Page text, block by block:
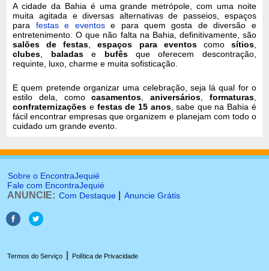
A cidade da Bahia é uma grande metrópole, com uma noite
muita agitada e diversas alternativas de passeios, espaços
para festas e eventose para quem gosta de diversão e
entretenimento. O que não falta na Bahia, definitivamente, são
salões de festas ,espaços para eventoscomo sítios,
clubes
baladase bufêsque oferecem descontração,
requinte, luxo, charme e muita sofisticação.
E quem pretende organizar uma celebração, seja lá qual for o
estilo dela, comocasamentos ,aniversários formaturas,
confraternizações e festas de 15 anos, sabe que na Bahia é
fácil encontrar empresas que organizem e planejam com todo o
cuidado um grande evento.
Sobre o EncontraJequié
Fale com EncontraJequié
ANUNCIE: Com Destaque Anuncie Grátis
Termos do Serviço Política de Privacidade